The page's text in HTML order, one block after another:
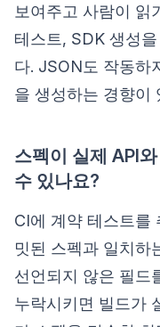
보여주고 사람이
테스트, SDK 생성
다. JSON도 작동하
을 생성하는 경향이
스펙이 실제 API
수 있나요?
CI에 계약 테스트를
밋된 스펙과 일치하
선언되지 않은 필드
누락시키면 빌드가